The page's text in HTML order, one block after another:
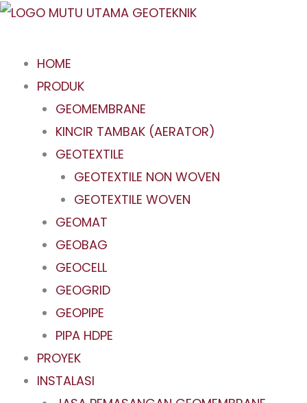
Skip
contentHOME
PRODUK
GEOMEMBRANE
KINCIR TAMBAK (AERATOR)
GEOTEXTILE
GEOTEXTILE NON WOVEN
GEOTEXTILE WOVEN
GEOMAT
GEOBAG
GEOCELL
GEOGRID
GEOPIPE
PIPA HDPE
PROYEK
INSTALASI